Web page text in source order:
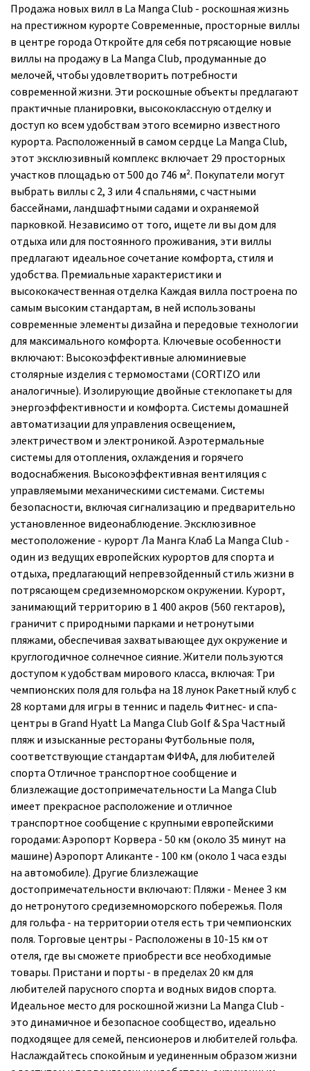
Продажа новых вилл в La Manga Club - роскошная жизнь
на престижном курорте Современные, просторные виллы
в центре города Откройте для себя потрясающие новые
виллы на продажу в La Manga Club, продуманные до
мелочей, чтобы удовлетворить потребности
современной жизни. Эти роскошные объекты предлагают
практичные планировки, высококлассную отделку и
доступ ко всем удобствам этого всемирно известного
курорта. Расположенный в самом сердце La Manga Club,
этот эксклюзивный комплекс включает 29 просторных
участков площадью от 500 до 746 м². Покупатели могут
выбрать виллы с 2, 3 или 4 спальнями, с частными
бассейнами, ландшафтными садами и охраняемой
парковкой. Независимо от того, ищете ли вы дом для
отдыха или для постоянного проживания, эти виллы
предлагают идеальное сочетание комфорта, стиля и
удобства. Премиальные характеристики и
высококачественная отделка Каждая вилла построена по
самым высоким стандартам, в ней использованы
современные элементы дизайна и передовые технологии
для максимального комфорта. Ключевые особенности
включают: Высокоэффективные алюминиевые
столярные изделия с термомостами (CORTIZO или
аналогичные). Изолирующие двойные стеклопакеты для
энергоэффективности и комфорта. Системы домашней
автоматизации для управления освещением,
электричеством и электроникой. Аэротермальные
системы для отопления, охлаждения и горячего
водоснабжения. Высокоэффективная вентиляция с
управляемыми механическими системами. Системы
безопасности, включая сигнализацию и предварительно
установленное видеонаблюдение. Эксклюзивное
местоположение - курорт Ла Манга Клаб La Manga Club -
один из ведущих европейских курортов для спорта и
отдыха, предлагающий непревзойденный стиль жизни в
потрясающем средиземноморском окружении. Курорт,
занимающий территорию в 1 400 акров (560 гектаров),
граничит с природными парками и нетронутыми
пляжами, обеспечивая захватывающее дух окружение и
круглогодичное солнечное сияние. Жители пользуются
доступом к удобствам мирового класса, включая: Три
чемпионских поля для гольфа на 18 лунок Ракетный клуб с
28 кортами для игры в теннис и падель Фитнес- и спа-
центры в Grand Hyatt La Manga Club Golf & Spa Частный
пляж и изысканные рестораны Футбольные поля,
соответствующие стандартам ФИФА, для любителей
спорта Отличное транспортное сообщение и
близлежащие достопримечательности La Manga Club
имеет прекрасное расположение и отличное
транспортное сообщение с крупными европейскими
городами: Аэропорт Корвера - 50 км (около 35 минут на
машине) Аэропорт Аликанте - 100 км (около 1 часа езды
на автомобиле). Другие близлежащие
достопримечательности включают: Пляжи - Менее 3 км
до нетронутого средиземноморского побережья. Поля
для гольфа - на территории отеля есть три чемпионских
поля. Торговые центры - Расположены в 10-15 км от
отеля, где вы сможете приобрести все необходимые
товары. Пристани и порты - в пределах 20 км для
любителей парусного спорта и водных видов спорта.
Идеальное место для роскошной жизни La Manga Club -
это динамичное и безопасное сообщество, идеально
подходящее для семей, пенсионеров и любителей гольфа.
Наслаждайтесь спокойным и уединенным образом жизни